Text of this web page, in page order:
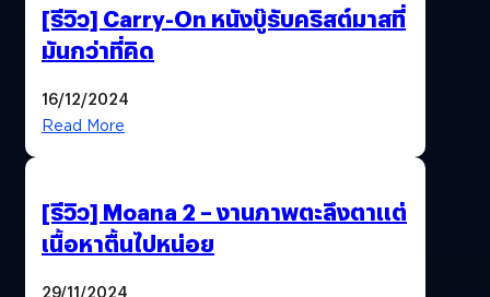
[รีวิว] Carry-On หนังบู๊รับคริสต์มาสที่
มันกว่าที่คิด
16/12/2024
Read More
[รีวิว] Moana 2 – งานภาพตะลึงตาแต่
เนื้อหาตื้นไปหน่อย
29/11/2024